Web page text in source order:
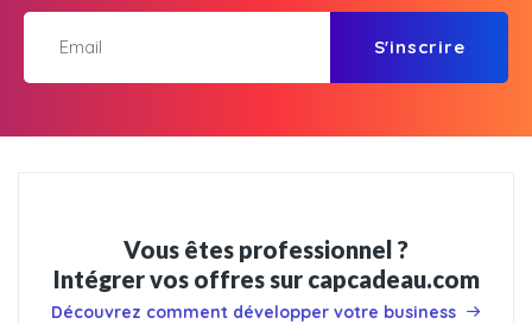
S'inscrire
Vous êtes professionnel ?
Intégrer vos offres sur capcadeau.com
Découvrez comment développer votre business